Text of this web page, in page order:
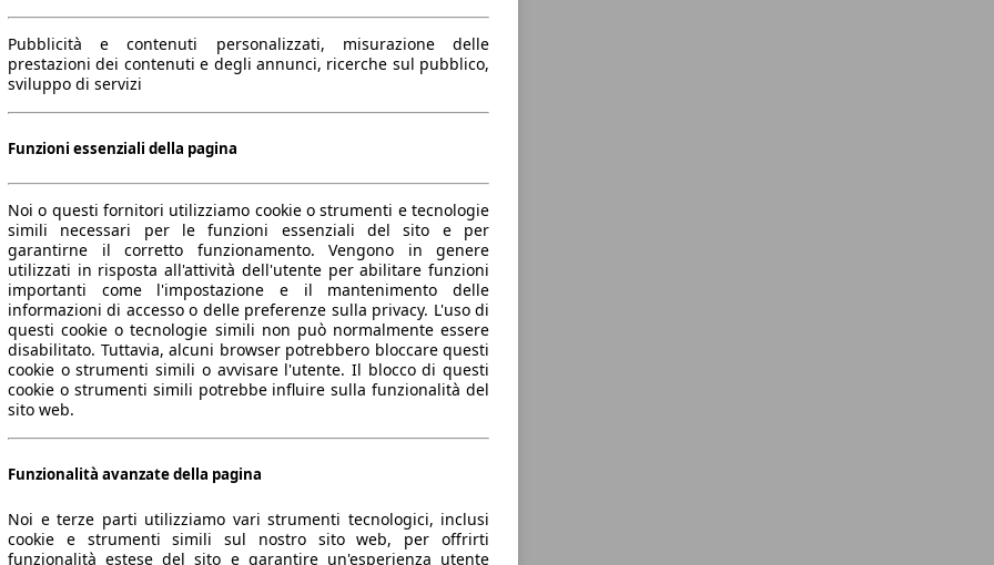
Leistung Verbrauch Link
41 KW (56 PS)
41 KW (56 PS)
Pubblicità e contenuti personalizzati, misurazione delle
prestazioni dei contenuti e degli annunci, ricerche sul pubblico,
sviluppo di servizi
Funzioni essenziali della pagina
Noi o questi fornitori utilizziamo cookie o strumenti e tecnologie
simili necessari per le funzioni essenziali del sito e per
garantirne il corretto funzionamento. Vengono in genere
utilizzati in risposta all'attività dell'utente per abilitare funzioni
importanti come l'impostazione e il mantenimento delle
informazioni di accesso o delle preferenze sulla privacy. L'uso di
questi cookie o tecnologie simili non può normalmente essere
disabilitato. Tuttavia, alcuni browser potrebbero bloccare questi
cookie o strumenti simili o avvisare l'utente. Il blocco di questi
cookie o strumenti simili potrebbe influire sulla funzionalità del
sito web.
Funzionalità avanzate della pagina
Noi e terze parti utilizziamo vari strumenti tecnologici, inclusi
cookie e strumenti simili sul nostro sito web, per offrirti
funzionalità estese del sito e garantire un'esperienza utente